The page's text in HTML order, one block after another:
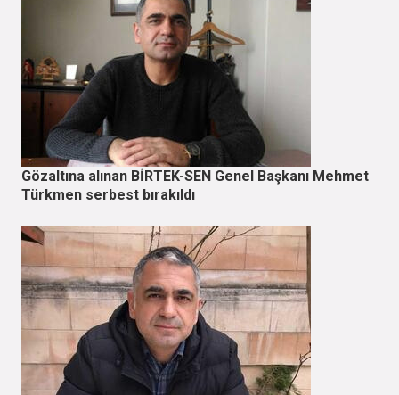
Gözaltına alınan BİRTEK-SEN Genel Başkanı Mehmet
Türkmen serbest bırakıldı